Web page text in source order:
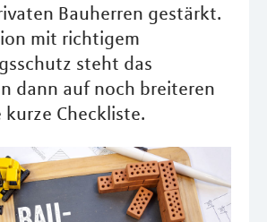
Bauherren gestärkt.
mit richtigem
steht das
dann auf noch breiteren
kurze Checkliste.